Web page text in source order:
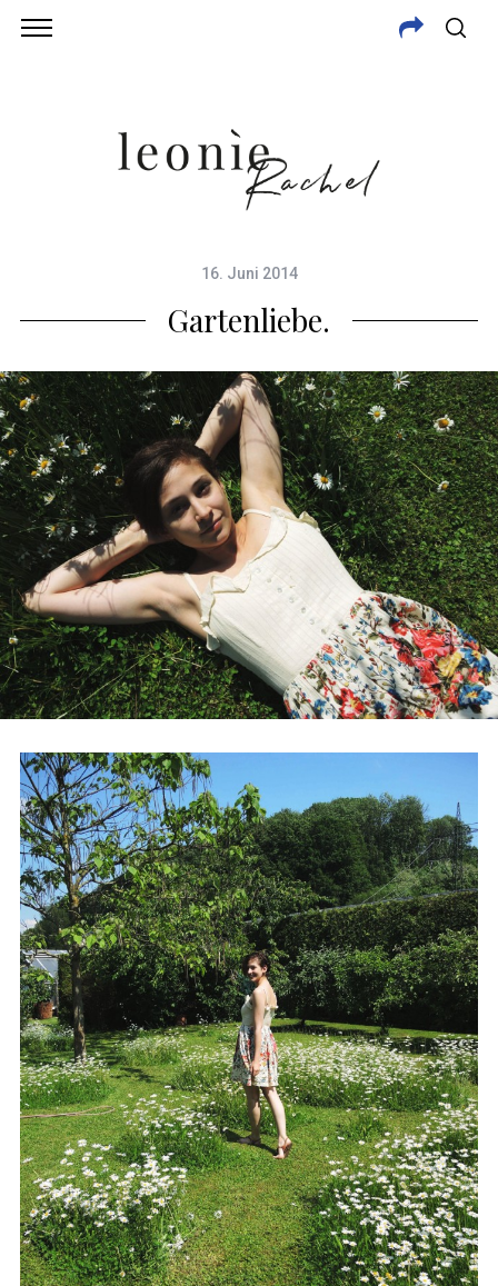
16. Juni 2014
Gartenliebe.